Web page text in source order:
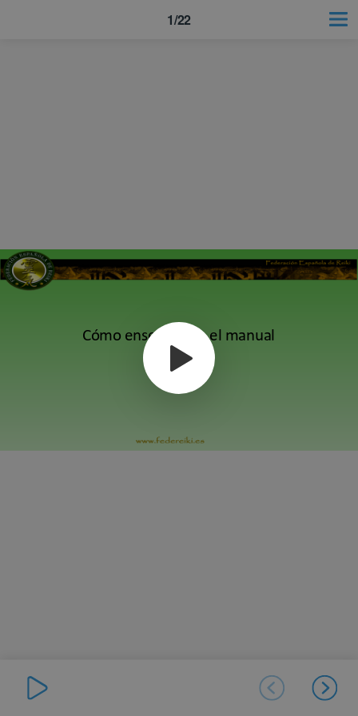
Cómo enseñar con el manual
Tercer Nivel
1/22